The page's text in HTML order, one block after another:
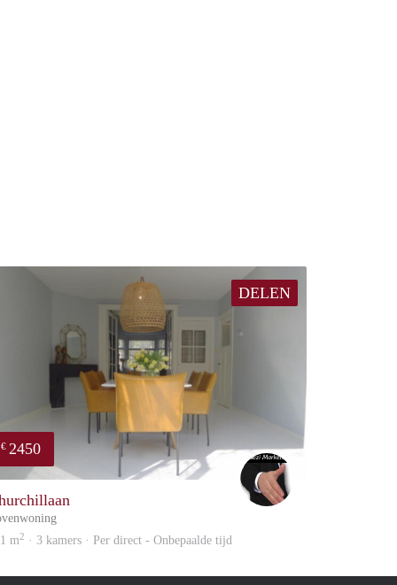
DELEN
€ 2450
m2 · 3 kamers · Per direct - Onbepaalde tijd